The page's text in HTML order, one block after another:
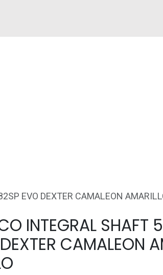
EVO DEXTER CAMALEON
INTEGRAL SHAFT
CAMALEON